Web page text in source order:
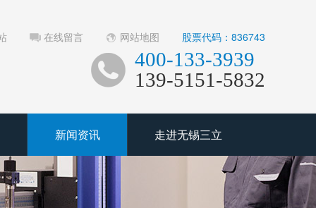
在线留言 网站地图 股票代码：836743
400-133-3939
139-5151-5832
新闻资讯 走进无锡三立